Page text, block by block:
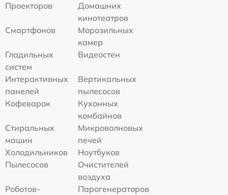
Проекторов
Домашних
кинотеатров
Смартфонов
Морозильных
камер
Гладильных
систем
Видеостен
Интерактивных
панелей
Вертикальных
пылесосов
Кофеварок
Кухонных
комбайнов
Стиральных
машин
Микроволновых
печей
Холодильников
Ноутбуков
Пылесосов
Очистителей
воздуха
Роботов-
Парогенераторов